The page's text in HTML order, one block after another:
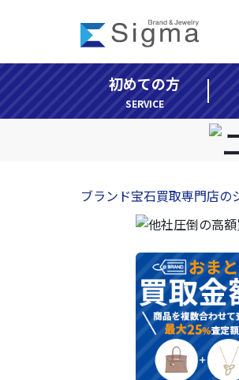
ン
ス
ー
ン
初めての方
SERVICE
ブランド宝石買取専門店の